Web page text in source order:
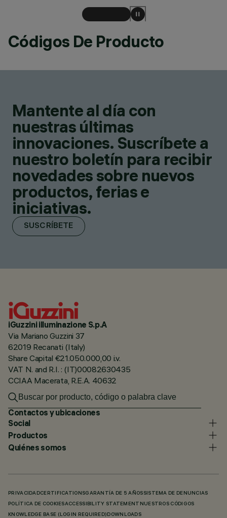
Códigos De Producto
Mantente al día con
nuestras últimas
innovaciones. Suscríbete a
nuestro boletín para recibir
novedades sobre nuevos
productos, ferias e
iniciativas.
SUSCRÍBETE
iGuzzini illuminazione S.p.A
Via Mariano Guzzini 37
62019 Recanati (Italy)
Share Capital €21.050.000,00 i.v.
VAT N. and R.I. : (IT)00082630435
CCIAA Macerata, R.E.A. 40632
Contactos y ubicaciones
Social
Productos
Quiénes somos
PRIVACIDADCERTIFICATIONSGARANTÍA DE 5 AÑOS SISTEMA DE DENUNCIAS
POLÍTICA DE COOKIESACCESSIBILITY STATEMENT NUESTROS CÓDIGOS
KNOWLEDGE BASE (LOGIN REQUIRED) DOWNLOADS